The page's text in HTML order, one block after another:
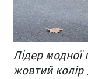
Лідер модної
жовтий